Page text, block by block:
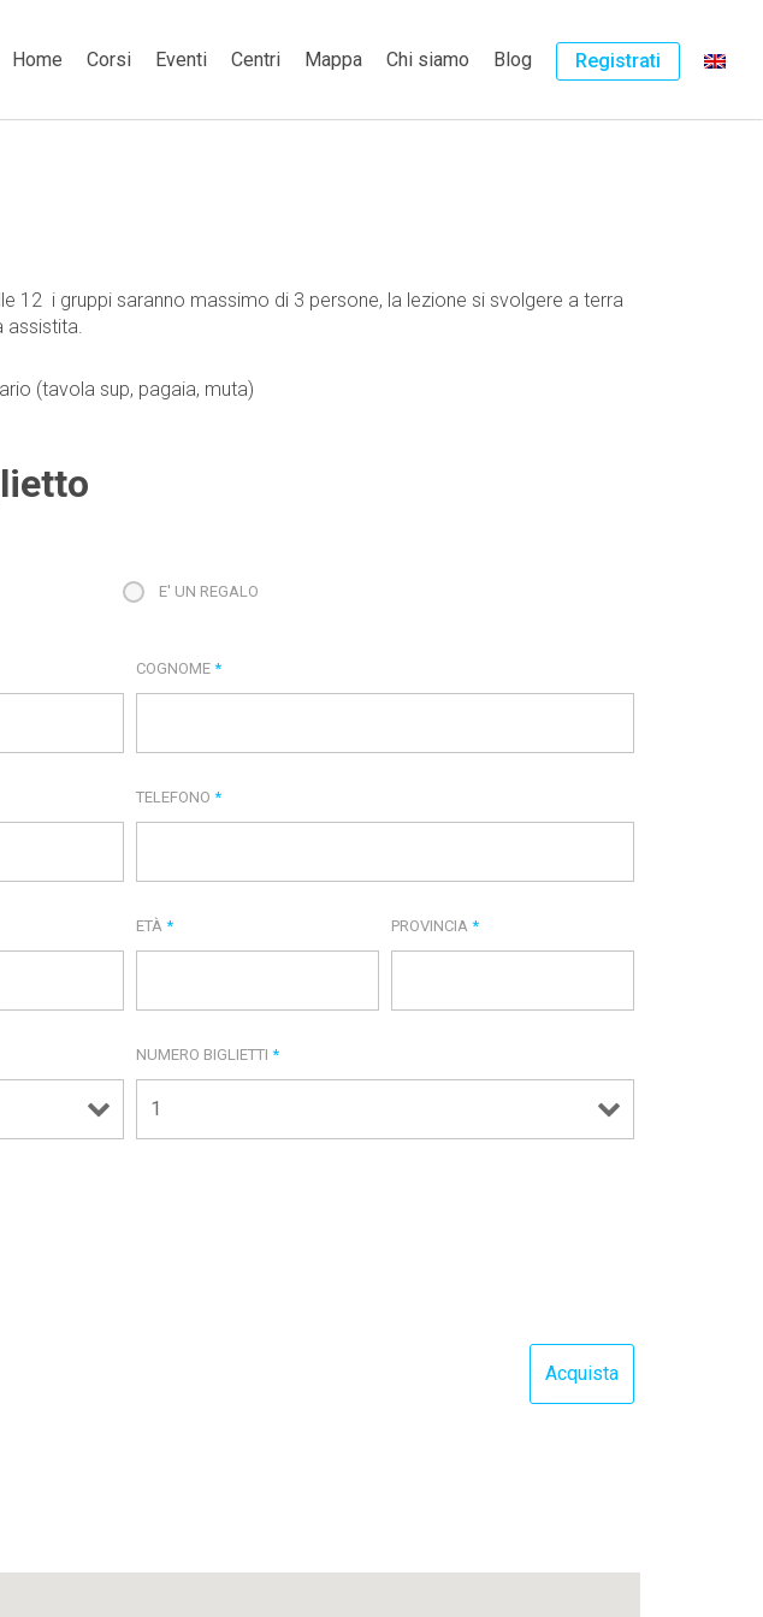
Home Corsi Eventi Centri Mappa Chi siamo Blog Registrati
12 i gruppi saranno massimo di 3 persone, la lezione si svolgere a terra
assistita.
(tavola sup, pagaia, muta)
E' UN REGALO
COGNOME*
TELEFONO*
ETÀ* PROVINCIA*
NUMERO BIGLIETTI*